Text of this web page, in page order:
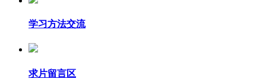
学习方法交流
求片留言区